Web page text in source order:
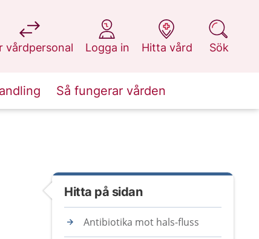
vårdpersonal
på 1177.se
Logga in
på 1177.se
Hitta vård
på 1177.se
Sök
på 1177.se
Så fungerar vården
Hitta på sidan
Antibiotika mot hals-fluss